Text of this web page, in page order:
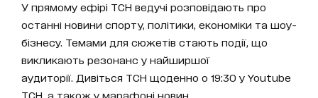
У прямому ефірі ТСН ведучі розповідають про
останні новини спорту, політики, економіки та шоу-
бізнесу. Темами для сюжетів стають події, що
викликають резонанс у найширшої
аудиторії. Дивіться ТСН щоденно о 19:30 у Youtube
ТСН, а також у марафоні новин.